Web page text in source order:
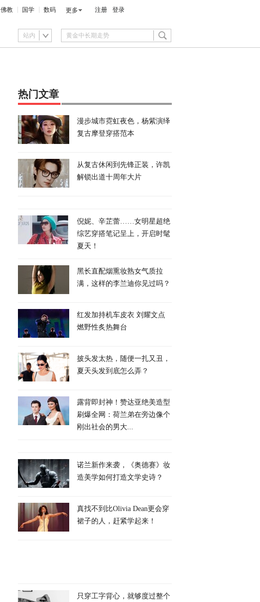
佛教 国学 数码 更多 注册 登录
站内
热门文章
漫步城市霓虹夜色，杨紫演绎
复古摩登穿搭范本
从复古休闲到先锋正装，许凯
解锁出道十周年大片
倪妮、辛芷蕾……女明星超绝
综艺穿搭笔记呈上，开启时髦
夏天！
黑长直配烟熏妆熟女气质拉
满，这样的李兰迪你见过吗？
红发加持机车皮衣 刘耀文点
燃野性炙热舞台
披头发太热，随便一扎又丑，
夏天头发到底怎么弄？
露背即封神！赞达亚绝美造型
刷爆全网：荷兰弟在旁边像个
刚出社会的男大...
诺兰新作来袭，《奥德赛》妆
造美学如何打造文学史诗？
真找不到比Olivia Dean更会穿
裙子的人，赶紧学起来！
只穿工字背心，就够度过整个